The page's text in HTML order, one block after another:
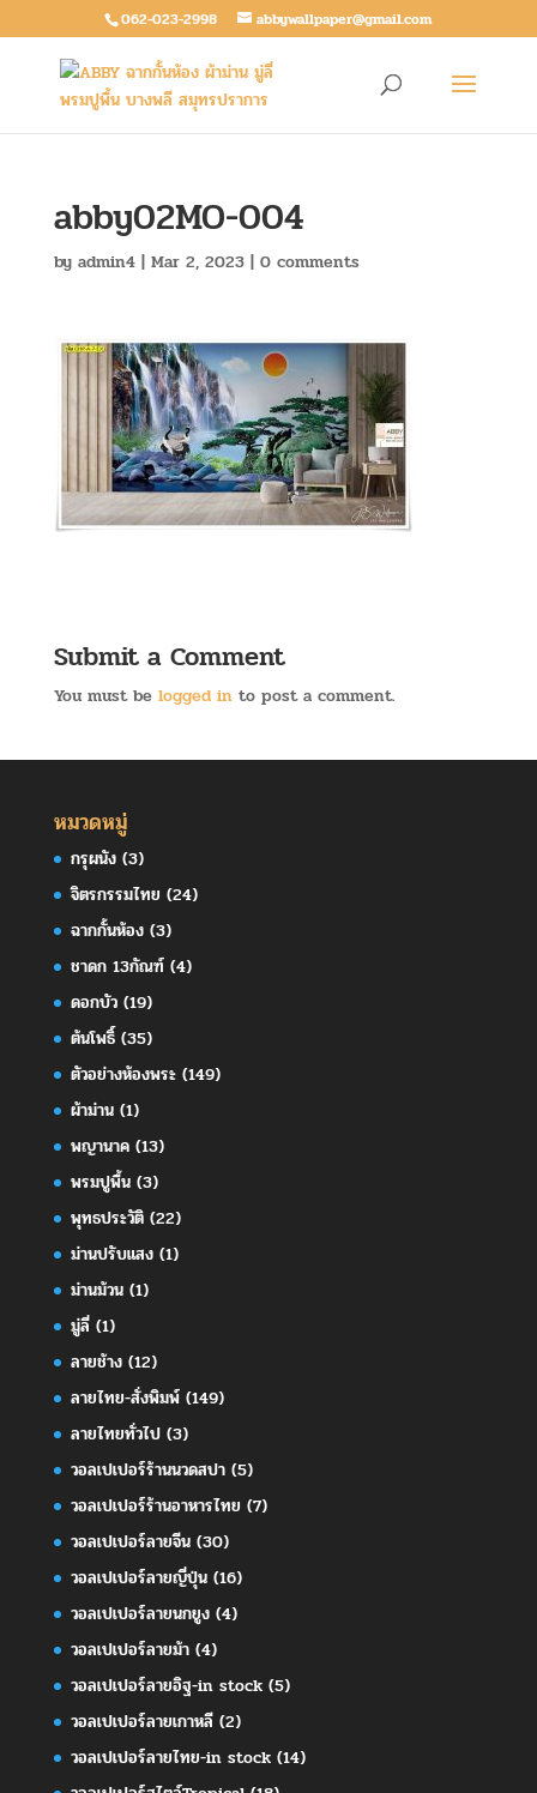
062-023-2998 abbywallpaper@gmail.com
abby02MO-004
by admin4| Mar 2, 2023| 0 comments
Submit a Comment
You must be logged into post a comment.
หมวดหมู่
กรุผนัง(3)
จิตรกรรมไทย (24)
ฉากกั้นห้อง(3)
ชาดก 13กัณฑ์(4)
ดอกบัว(19)
ต้นโพธิ์(35)
ตัวอย่างห้องพระ(149)
ผ้าม่าน(1)
พญานาค(13)
พรมปูพื้น(3)
พุทธประวัติ(22)
ม่านปรับแสง(1)
ม่านม้วน(1)
มู่ลี่(1)
ลายช้าง(12)
ลายไทย-สั่งพิมพ์(149)
ลายไทยทั่วไป(3)
วอลเปเปอร์ร้านนวดสปา(5)
วอลเปเปอร์ร้านอาหารไทย (7)
วอลเปเปอร์ลายจีน(30)
วอลเปเปอร์ลายญี่ปุ่น(16)
วอลเปเปอร์ลายนกยูง(4)
วอลเปเปอร์ลายม้า(4)
วอลเปเปอร์ลายอิฐ-in stock(5)
วอลเปเปอร์ลายเกาหลี(2)
วอลเปเปอร์ลายไทย-in stock(14)